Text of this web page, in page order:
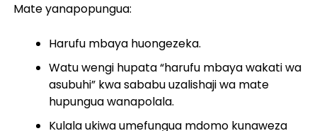
Mate yanapopungua:
Harufu mbaya huongezeka.
Watu wengi hupata “harufu mbaya wakati wa
asubuhi” kwa sababu uzalishaji wa mate
hupungua wanapolala.
Kulala ukiwa umefungua mdomo kunaweza